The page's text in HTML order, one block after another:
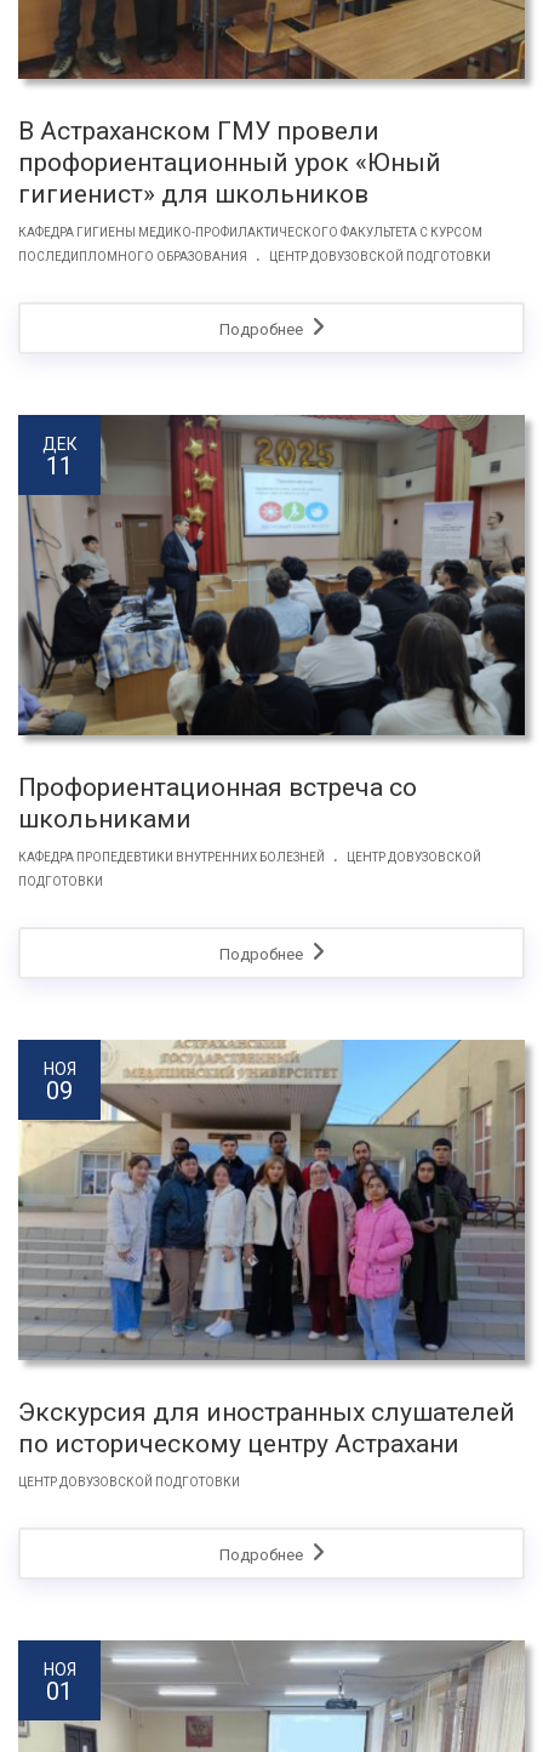
В Астраханском ГМУ провели
профориентационный урок «Юный
гигиенист» для школьников
КАФЕДРА ГИГИЕНЫ МЕДИКО-ПРОФИЛАКТИЧЕСКОГО ФАКУЛЬТЕТА С КУРСОМ
ПОСЛЕДИПЛОМНОГО ОБРАЗОВАНИЯ
. ЦЕНТР ДОВУЗОВСКОЙ ПОДГОТОВКИ
Подробнее
ДЕК
11
Профориентационная встреча со
школьниками
КАФЕДРА ПРОПЕДЕВТИКИ ВНУТРЕННИХ БОЛЕЗНЕЙ .
ЦЕНТР ДОВУЗОВСКОЙ
ПОДГОТОВКИ
Подробнее
НОЯ
09
Экскурсия для иностранных слушателей
по историческому центру Астрахани
ЦЕНТР ДОВУЗОВСКОЙ ПОДГОТОВКИ
Подробнее
НОЯ
01